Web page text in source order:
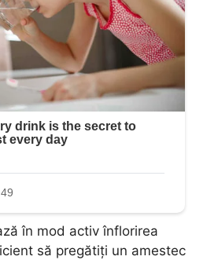
în mod activ înflorirea
să pregătiți un amestec